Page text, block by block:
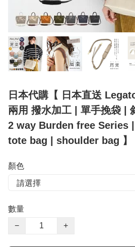
日本代購【 日本直送
兩用 撥水加工 | 單手挽袋 |
2 way Burden free Series
tote bag | shoulder bag 】
顏色
數量
−
+